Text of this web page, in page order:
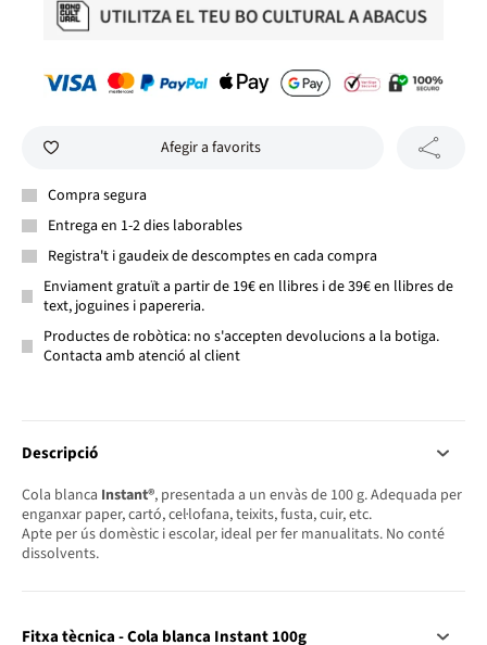
Afegir a favorits
Compra segura
Entrega en 1-2 dies laborables
Registra't i gaudeix de descomptes en cada compra
Enviament gratuït a partir de 19€ en llibres i de 39€ en llibres de
text, joguines i papereria.
Productes de robòtica: no s'accepten devolucions a la botiga.
Contacta amb atenció al client
Descripció
Cola blanca Instant®, presentada a un envàs de 100 g. Adequada per
enganxar paper, cartó, cel·lofana, teixits, fusta, cuir, etc.
Apte per ús domèstic i escolar, ideal per fer manualitats. No conté
dissolvents.
Fitxa tècnica - Cola blanca Instant 100g